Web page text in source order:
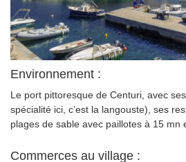
Environnement :
Le port pittoresque de Centuri, avec
spécialité ici, c’est la langouste), ses
plages de sable avec paillotes à 15 mn
Commerces au village :